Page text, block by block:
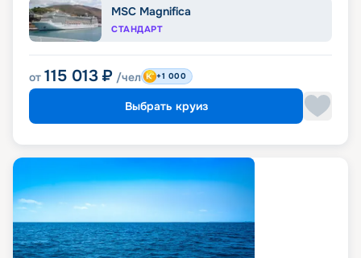
MSC Magnifica
СТАНДАРТ
от 115 013 ₽ /чел +1 000
Выбрать круиз